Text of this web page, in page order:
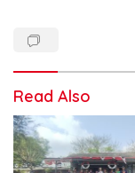
Read Also